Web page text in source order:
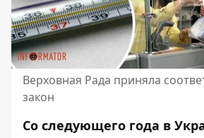
Верховная Рада приняла
закон
Со следующего года в